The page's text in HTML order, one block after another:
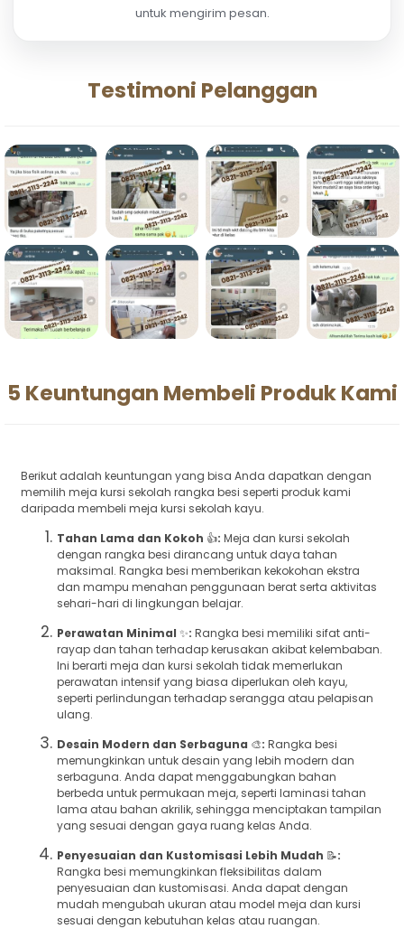
untuk mengirim pesan.
Testimoni Pelanggan
5 Keuntungan Membeli Produk Kami
Berikut adalah keuntungan yang bisa Anda dapatkan dengan
memilih meja kursi sekolah rangka besi seperti produk kami
daripada membeli meja kursi sekolah kayu.
Tahan Lama dan Kokoh 👍: Meja dan kursi sekolah
dengan rangka besi dirancang untuk daya tahan
maksimal. Rangka besi memberikan kekokohan ekstra
dan mampu menahan penggunaan berat serta aktivitas
sehari-hari di lingkungan belajar.
Perawatan Minimal ✨: Rangka besi memiliki sifat anti-
rayap dan tahan terhadap kerusakan akibat kelembaban.
Ini berarti meja dan kursi sekolah tidak memerlukan
perawatan intensif yang biasa diperlukan oleh kayu,
seperti perlindungan terhadap serangga atau pelapisan
ulang.
Desain Modern dan Serbaguna 🎨: Rangka besi
memungkinkan untuk desain yang lebih modern dan
serbaguna. Anda dapat menggabungkan bahan
berbeda untuk permukaan meja, seperti laminasi tahan
lama atau bahan akrilik, sehingga menciptakan tampilan
yang sesuai dengan gaya ruang kelas Anda.
Penyesuaian dan Kustomisasi Lebih Mudah 📝:
Rangka besi memungkinkan fleksibilitas dalam
penyesuaian dan kustomisasi. Anda dapat dengan
mudah mengubah ukuran atau model meja dan kursi
sesuai dengan kebutuhan kelas atau ruangan.